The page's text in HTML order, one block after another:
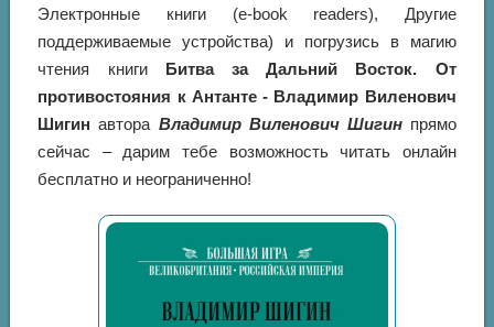
Электронные книги (e-book readers), Другие
поддерживаемые устройства) и погрузись в магию
чтения книги Битва за Дальний Восток. От
противостояния к Антанте - Владимир Виленович
Шигин автора Владимир Виленович Шигинпрямо
сейчас – дарим тебе возможность читать онлайн
бесплатно и неограниченно!